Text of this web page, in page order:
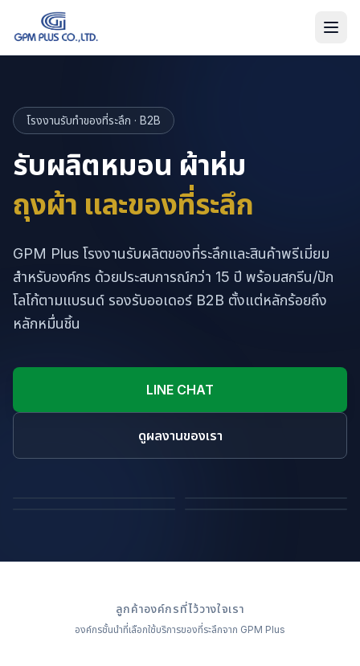
โรงงานรับทำของที่ระลึก · B2B
รับผลิตหมอน ผ้าห่ม
ถุงผ้า และของที่ระลึก
GPM Plus โรงงานรับผลิตของที่ระลึกและสินค้าพรีเมี่ยม
สำหรับองค์กร ด้วยประสบการณ์กว่า 15 ปี พร้อมสกรีน/ปัก
โลโก้ตามแบรนด์ รองรับออเดอร์ B2B ตั้งแต่หลักร้อยถึง
หลักหมื่นชิ้น
LINE CHAT
ดูผลงานของเรา
ลูกค้าองค์กรที่ไว้วางใจเรา
องค์กรชั้นนำที่เลือกใช้บริการของที่ระลึกจาก GPM Plus